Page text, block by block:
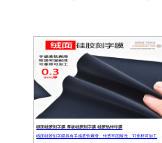
绒面硅胶刻字膜 厚板硅胶刻字膜 硅胶热转印膜
绒面硅胶刻字膜具有手感柔软爽滑、转烫牢固耐洗，可拿样可加工，适用于服装标牌、手袋标牌、箱包标牌、服饰图案、鞋带袜子等等